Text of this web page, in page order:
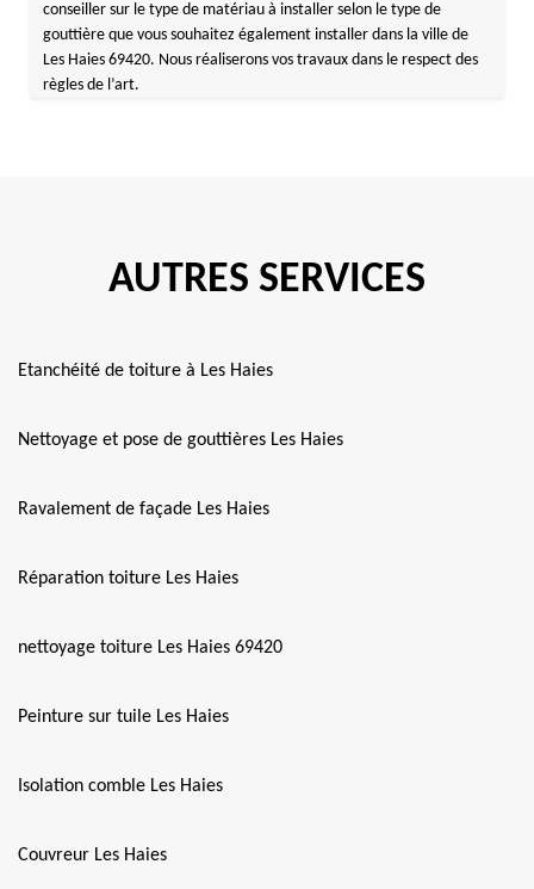
conseiller sur le type de matériau à installer selon le type de
gouttière que vous souhaitez également installer dans la ville de
Les Haies 69420. Nous réaliserons vos travaux dans le respect des
règles de l’art.
AUTRES SERVICES
Etanchéité de toiture à Les Haies
Nettoyage et pose de gouttières Les Haies
Ravalement de façade Les Haies
Réparation toiture Les Haies
nettoyage toiture Les Haies 69420
Peinture sur tuile Les Haies
Isolation comble Les Haies
Couvreur Les Haies